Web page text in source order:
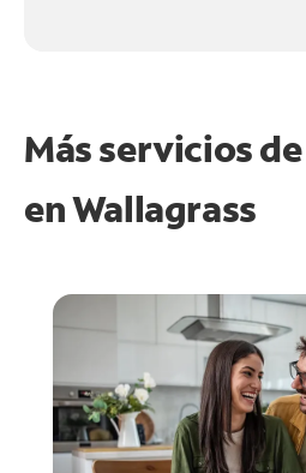
Más servicios
enWallagrass